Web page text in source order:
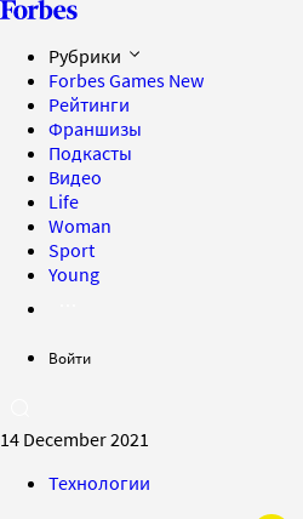
Рубрики
Forbes Games New
Рейтинги
Франшизы
Подкасты
Видео
Life
Woman
Sport
Young
Войти
14 December 2021
Технологии